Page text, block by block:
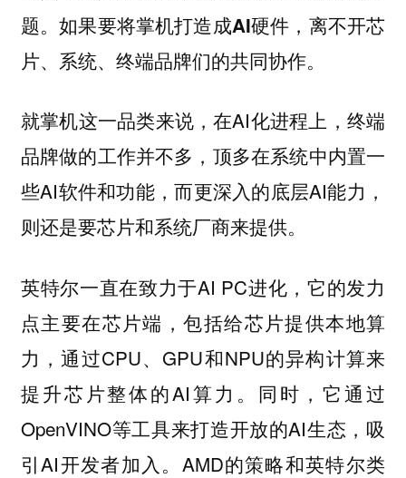
题。如果要将掌机打造成AI硬件，离不开芯
片、系统、终端品牌们的共同协作。
就掌机这一品类来说，在AI化进程上，终端
品牌做的工作并不多，顶多在系统中内置一
些AI软件和功能，而更深入的底层AI能力，
则还是要芯片和系统厂商来提供。
英特尔一直在致力于AI PC进化，它的发力
点主要在芯片端，包括给芯片提供本地算
力，通过CPU、GPU和NPU的异构计算来
提升芯片整体的AI算力。同时，它通过
OpenVINO等工具来打造开放的AI生态，吸
引AI开发者加入。AMD的策略和英特尔类